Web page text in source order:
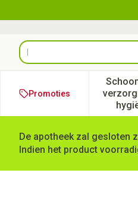
Product, merk, categorie...
Promoties
De apotheek zal gesloten
Indien het product